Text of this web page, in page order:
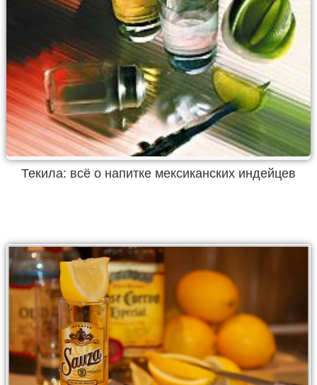
Текила: всё о напитке мексиканских индейцев